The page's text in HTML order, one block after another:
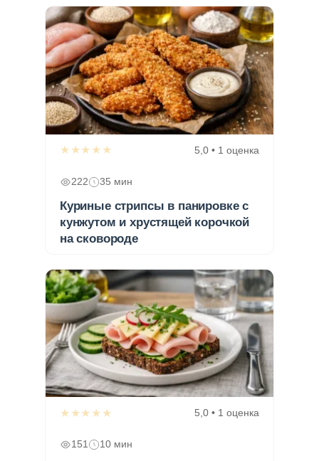
★★★★★ 5,0 • 1 оценка
222 35 мин
Куриные стрипсы в панировке с
кунжутом и хрустящей корочкой
на сковороде
★★★★★ 5,0 • 1 оценка
151 10 мин